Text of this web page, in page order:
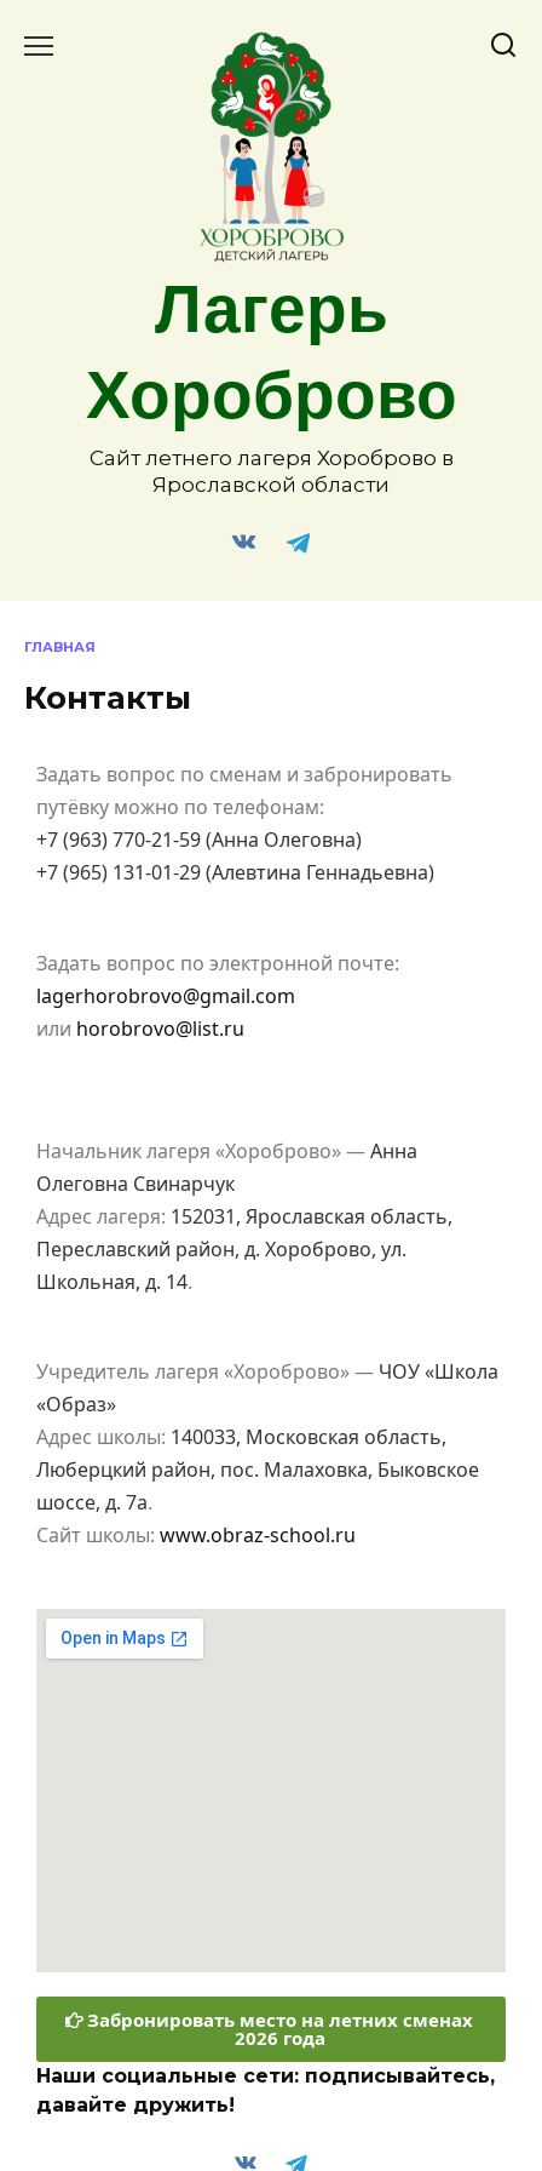
Лагерь
Хороброво
Сайт летнего лагеря Хороброво в
Ярославской области
ГЛАВНАЯ
Контакты
Задать вопрос по сменам и забронировать
путёвку можно по телефонам:
+7 (963) 770-21-59 (Анна Олеговна)
+7 (965) 131-01-29 (Алевтина Геннадьевна)
Задать вопрос по электронной почте:
lagerhorobrovo@gmail.com
или horobrovo@list.ru
Начальник лагеря «Хороброво» —Анна
Олеговна Свинарчук
Адрес лагеря: 152031, Ярославская область,
Переславский район, д. Хороброво, ул.
Школьная, д. 14.
Учредитель лагеря «Хороброво» — ЧОУ «Школа
«Образ»
Адрес школы: 140033, Московская область,
Люберцкий район, пос. Малаховка, Быковское
шоссе, д. 7а.
Сайт школы: www.obraz-school.ru
Забронировать место на летних сменах
2026 года
Наши социальные сети: подписывайтесь,
давайте дружить!